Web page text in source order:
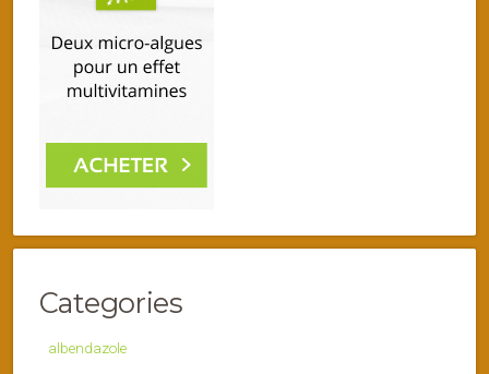
Categories
albendazole